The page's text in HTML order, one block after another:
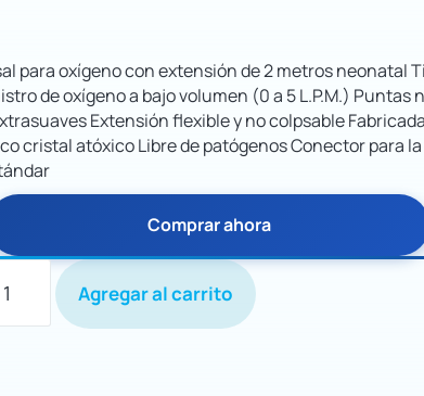
para oxígeno con extensión de 2 metros neonatal
de oxígeno a bajo volumen (0 a 5 L.P.M.) Puntas
Extensión flexible y no colpsable
cristal atóxico Libre de patógenos Conector para
Comprar ahora
Agregar al carrito